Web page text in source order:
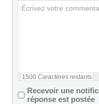
1500 Caractères restants
Recevoir une
réponse est postée